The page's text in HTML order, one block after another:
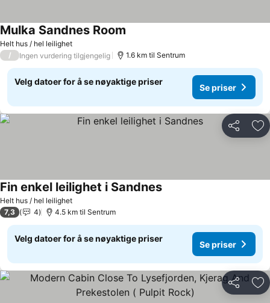
Helt hus / hel leilighet
Mulka Sandnes Room
/ Ingen vurdering tilgjengelig 1.6 km til Sentrum
Velg datoer for å se nøyaktige priser
Se priser
Del
Helt hus / hel leilighet
Fin enkel leilighet i Sandnes
7,3 4 4.5 km til Sentrum
Velg datoer for å se nøyaktige priser
Se priser
Del